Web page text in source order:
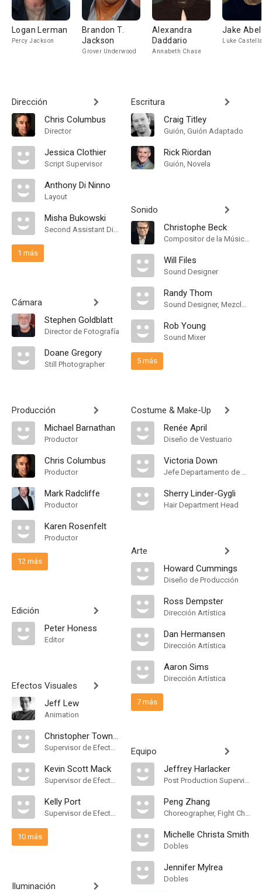
Logan Lerman
Percy Jackson
Brandon T.
Jackson
Grover Underwood
Alexandra
Daddario
Annabeth Chase
Jake Abel
Luke
Dirección
Chris Columbus
Director
Jessica Clothier
Script Supervisor
Anthony Di Ninno
Layout
Misha Bukowski
Second Assistant Director
1 más
Cámara
Stephen Goldblatt
Director de Fotografía
Doane Gregory
Still Photographer
Producción
Michael Barnathan
Productor
Chris Columbus
Productor
Mark Radcliffe
Productor
Karen Rosenfelt
Productor
12 más
Edición
Peter Honess
Editor
Efectos Visuales
Jeff Lew
Animation
Christopher Townsend
Supervisor de Efectos Visuales
Kevin Scott Mack
Supervisor de Efectos Visuales
Kelly Port
Supervisor de Efectos Visuales
10 más
Iluminación
Escritura
Craig Titley
Guión, Guión Adaptado
Rick Riordan
Guión, Novela
Sonido
Christophe Beck
Compositor de la Música Original
Will Files
Sound Designer
Randy Thom
Sound Designer, Mezclador de Re-Grabación de Sonido
Rob Young
Sound Mixer
5 más
Costume & Make-Up
Renée April
Diseño de Vestuario
Victoria Down
Jefe Departamento de Maquillaje
Sherry Linder-Gygli
Hair Department Head
Arte
Howard Cummings
Diseño de Producción
Ross Dempster
Dirección Artística
Dan Hermansen
Dirección Artística
Aaron Sims
Dirección Artística
7 más
Equipo
Jeffrey Harlacker
Post Production Supervisor
Peng Zhang
Choreographer, Fight Choreographer
Michelle Christa Smith
Dobles
Jennifer Mylrea
Dobles